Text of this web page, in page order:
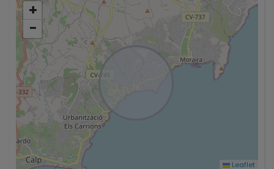
+
−
Leaflet